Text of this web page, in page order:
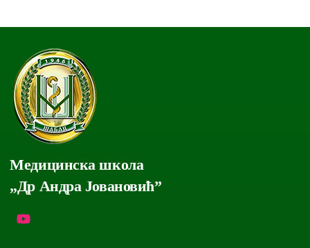
Медицинска школа
„Др Андра Јовановић”